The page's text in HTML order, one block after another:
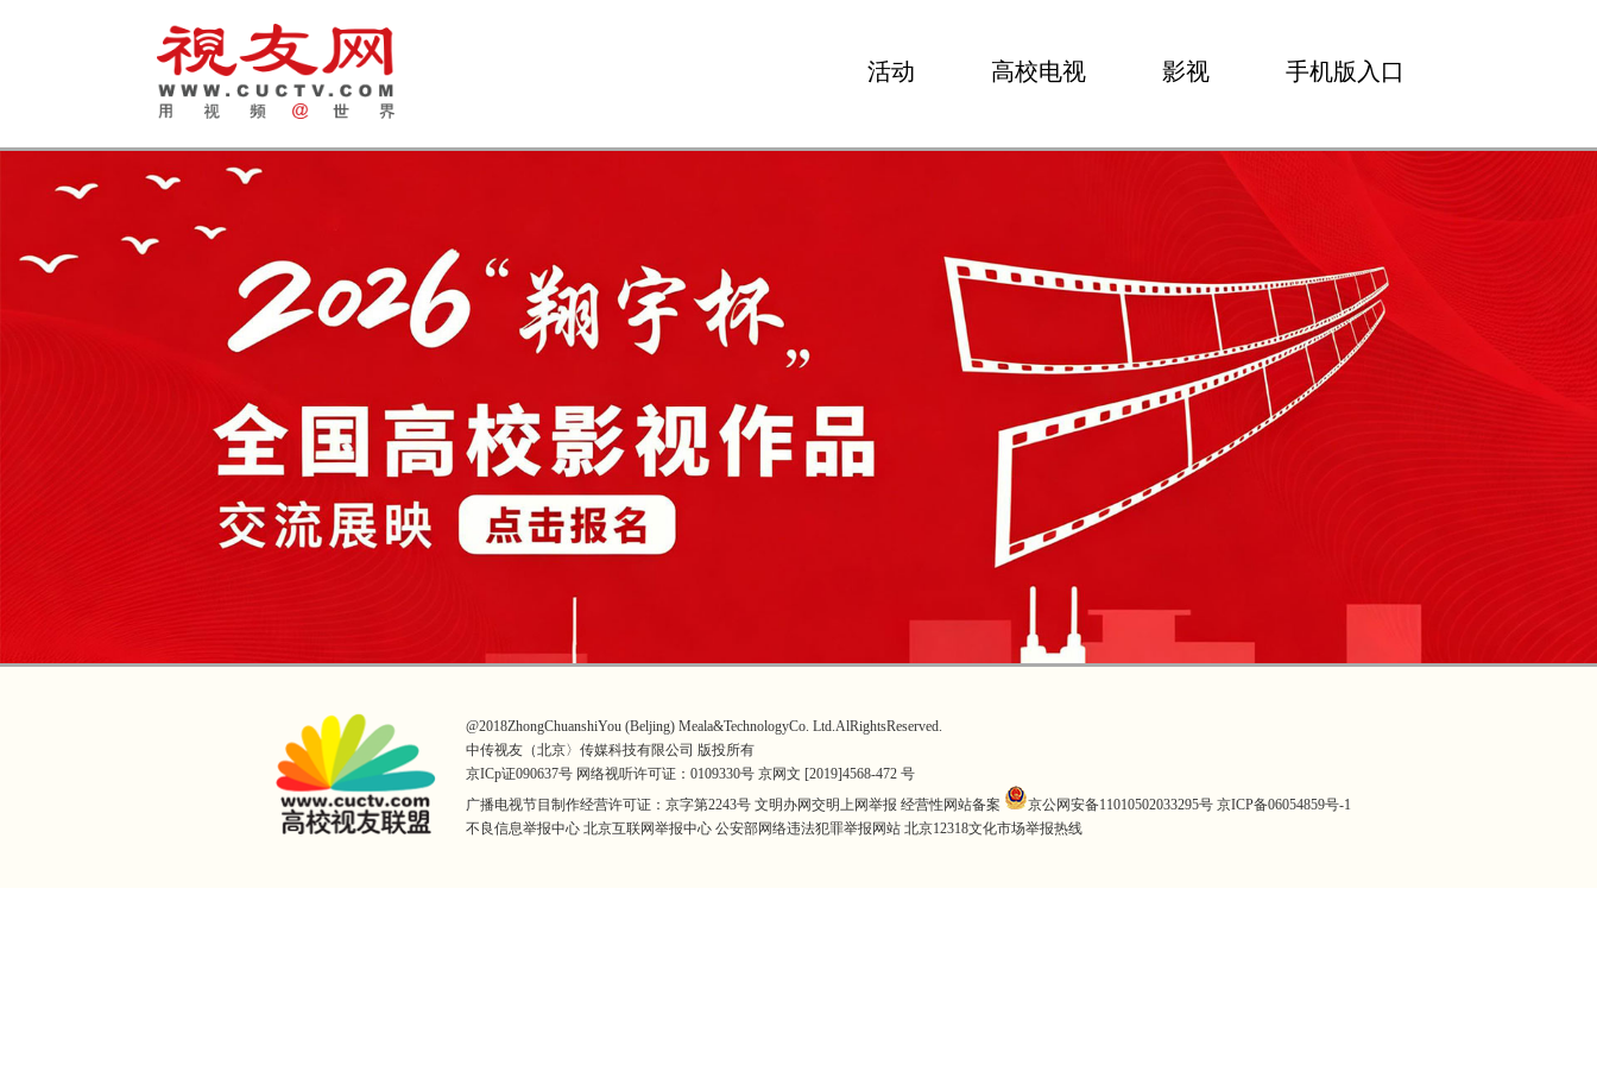
活动 高校电视 影视 手机版入口
@2018ZhongChuanshiYou (Beljing) Meala&TechnologyCo. Ltd.AlRightsReserved.
中传视友（北京〉传媒科技有限公司 版投所有
京ICp证090637号 网络视听许可证：0109330号 京网文 [2019]4568-472 号
广播电视节目制作经营许可证：京字第2243号 文明办网交明上网举报 经营性网站备案 京公网安备11010502033295号 京ICP备06054859号-1
不良信息举报中心 北京互联网举报中心 公安部网络违法犯罪举报网站 北京12318文化市场举报热线